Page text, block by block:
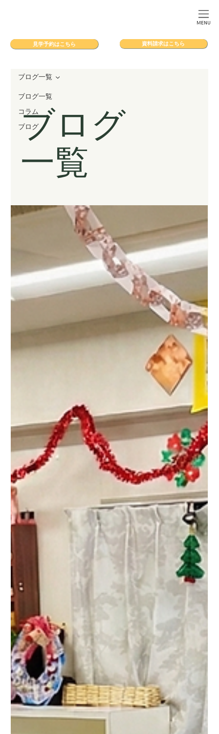
MENU
見学予約はこちら 資料請求はこちら
ブログ一覧
コラム
ブログ
ブログ一覧
ブログ
一覧